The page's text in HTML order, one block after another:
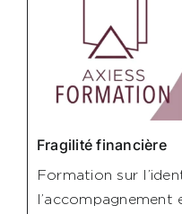
Fragilité financière
Formation sur